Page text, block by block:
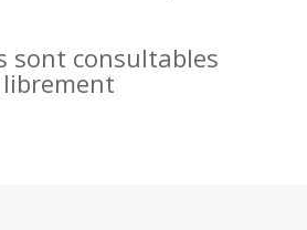
sont consultables
librement